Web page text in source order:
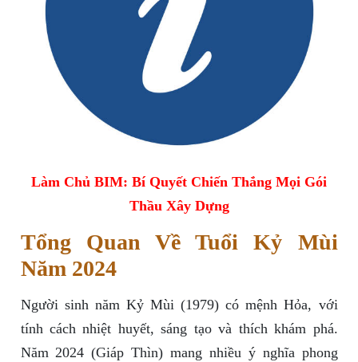
Làm Chủ BIM: Bí Quyết Chiến Thắng Mọi Gói
Thầu Xây Dựng
Tổng Quan Về Tuổi Kỷ Mùi
Năm 2024
Người sinh năm Kỷ Mùi (1979) có mệnh Hỏa, với
tính cách nhiệt huyết, sáng tạo và thích khám phá.
Năm 2024 (Giáp Thìn) mang nhiều ý nghĩa phong